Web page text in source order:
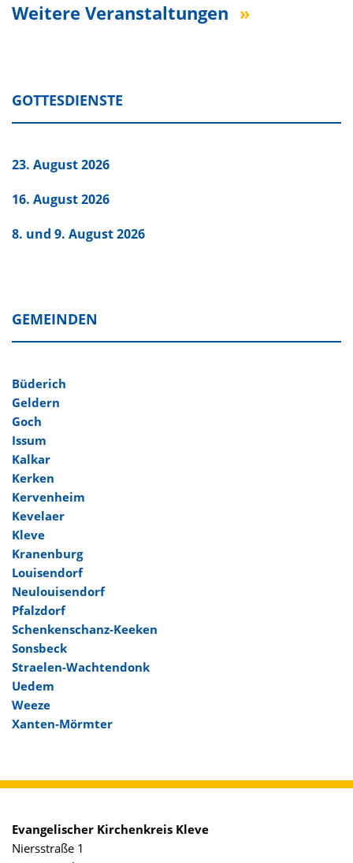
Weitere Veranstaltungen
GOTTESDIENSTE
23. August 2026
16. August 2026
8. und 9. August 2026
GEMEINDEN
Büderich
Geldern
Goch
Issum
Kalkar
Kerken
Kervenheim
Kevelaer
Kleve
Kranenburg
Louisendorf
Neulouisendorf
Pfalzdorf
Schenkenschanz-Keeken
Sonsbeck
Straelen-Wachtendonk
Uedem
Weeze
Xanten-Mörmter
Evangelischer Kirchenkreis Kleve
Niersstraße 1